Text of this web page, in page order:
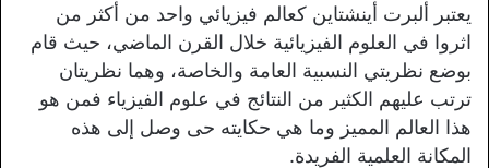
يعتبر ألبرت أينشتاين كعالم فيزيائي واحد من أكثر من
اثروا في العلوم الفيزيائية خلال القرن الماضي، حيث قام
بوضع نظريتي النسبية العامة والخاصة، وهما نظريتان
ترتب عليهم الكثير من النتائج في علوم الفيزياء فمن هو
هذا العالم المميز وما هي حكايته حى وصل إلى هذه
المكانة العلمية الفريدة.